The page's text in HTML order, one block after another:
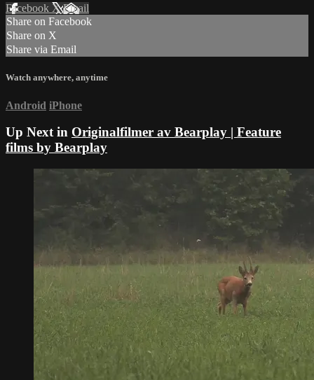
Facebook XEmail
Share on Facebook
Share on X
Share via Email
Watch anywhere, anytime
Android iPhone
Up Next in Originalfilmer av Bearplay | Feature
films by Bearplay